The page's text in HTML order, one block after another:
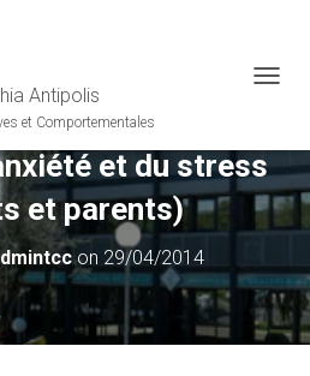
Antipolis
et Comportementales
et du stress
et parents)
on 29/04/2014